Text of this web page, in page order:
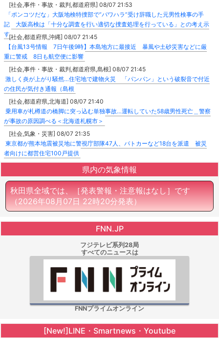
[社会,事件・事故・裁判,都道府県] 08/07 21:53
「ポンコツだな」大阪地検特捜部で”パワハラ”受け辞職した元男性検事の手
記 大阪高検は「十分な調査を行い適切な捜査処理を行っている」との考え示
す[社会,都道府県,沖縄] 08/07 21:45
【台風13号情報 7日午後9時】本島地方に最接近 暴風や土砂災害などに厳
重に警戒 8日も航空便に影響
[社会,事件・事故・裁判,都道府県,島根] 08/07 21:45
激しく炎が上がり騒然…住宅地で建物火災 「パンパン」という破裂音で付近
の住民が気付き通報（島根
[社会,都道府県,北海道] 08/07 21:40
乗用車が札樽道の橋脚に突っ込む単独事故…運転していた58歳男性死亡＿警察
が事故の原因調べる＜北海道札幌市＞
[社会,気象・災害] 08/07 21:35
東京都が熊本地震被災地に警視庁部隊47人、パトカーなど18台を派遣 被災
者向けに都営住宅100戸提供
県内の気象情報
秋田県全域では、［発表警報・注意報はなし］です
（2026年08月07日 22時20分発表）
FNN.JP
フジテレビ系列28局
すべてのニュースは
FNNプライムオンライン
[New!]LINE・Smartnews・Youtube